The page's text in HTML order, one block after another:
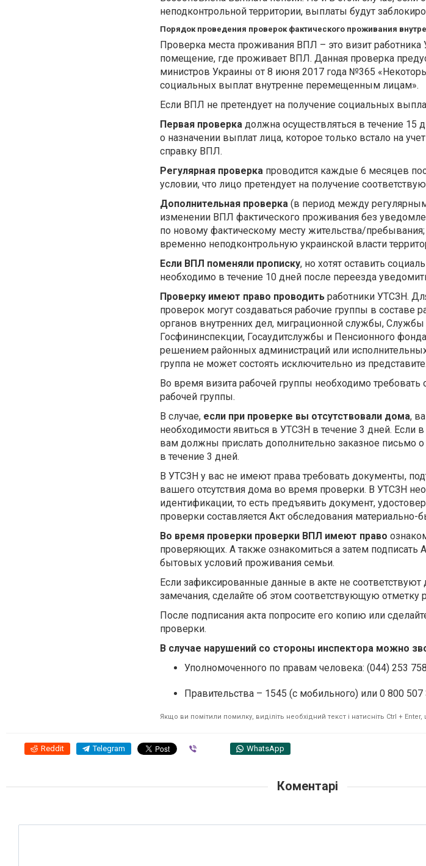
неподконтрольной территории, выплаты будут
Порядок проведения проверок фактического проживания
Проверка места проживания ВПЛ – это визит
помещение, где проживает ВПЛ. Данная проверка
министров Украины от 8 июня 2017 года №365
социальных выплат внутренне перемещенным лицам».
Если ВПЛ не претендует на получение социальных
Первая проверка должна осуществляться в течение 15
о назначении выплат лица, которое только встало на
справку ВПЛ.
Регулярная проверка проводится каждые 6 месяцев
условии, что лицо претендует на получение
Дополнительная проверка (в период между
изменении ВПЛ фактического проживания без
по новому фактическому месту жительства/
временно неподконтрольную украинской власти
Если ВПЛ поменяли прописку, но хотят оставить
необходимо в течение 10 дней после переезда
Проверку имеют право проводить работники УТСЗН.
проверок могут создаваться рабочие группы в составе
органов внутренних дел, миграционной службы,
Госфининспекции, Госаудитслужбы и Пенсионного
решением районных администраций или
группа не может состоять исключительно из
Во время визита рабочей группы необходимо требовать
рабочей группы.
В случае, если при проверке вы отсутствовали дома,
необходимости явиться в УТСЗН в течение 3 дней. Если
вам должны прислать дополнительно заказное письмо
в течение 3 дней.
В УТСЗН у вас не имеют права требовать документы,
вашего отсутствия дома во время проверки. В УТСЗН
идентификации, то есть предъявить документ,
проверки составляется Акт обследования
Во время проверки проверки ВПЛ имеют право
проверяющих. А также ознакомиться а затем подписать
бытовых условий проживания семьи.
Если зафиксированные данные в акте не соответствуют
замечания, сделайте об этом соответствующую отметку
После подписания акта попросите его копию или
проверки.
В случае нарушений со стороны инспектора можно
Уполномоченного по правам человека: (044) 253
Правительства – 1545 (с мобильного) или 0 800 507
Якщо ви помітили помилку, виділіть необхідний текст і натисніть Ctrl +
Reddit Telegram WhatsApp
Коментарі